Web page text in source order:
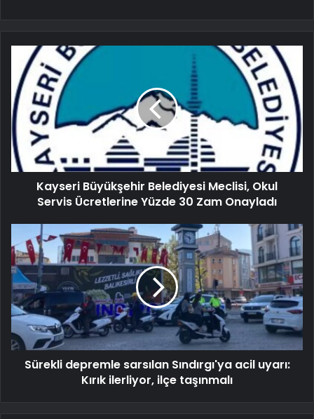
Kayseri Büyükşehir Belediyesi Meclisi, Okul
Servis Ücretlerine Yüzde 30 Zam Onayladı
Sürekli depremle sarsılan Sındırgı'ya acil uyarı:
Kırık ilerliyor, ilçe taşınmalı